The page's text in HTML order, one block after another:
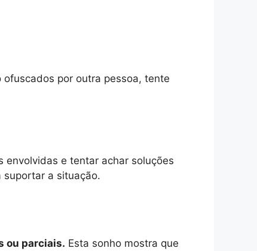
ofuscados por outra pessoa, tente
envolvidas e tentar achar soluções
suportar a situação.
ou parciais. Esta sonho mostra que